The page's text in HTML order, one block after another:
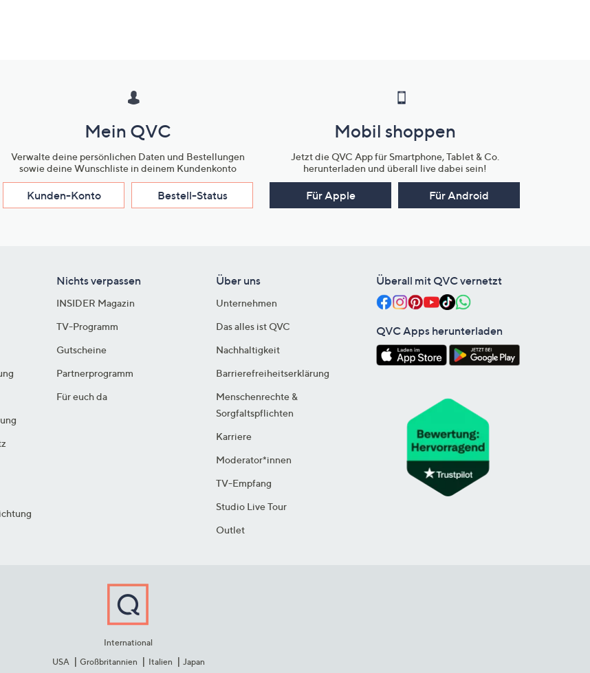
Mein QVC
Verwalte deine persönlichen Daten und Bestellungen
sowie deine Wunschliste in deinem Kundenkonto
Kunden-Konto Bestell-Status
Mobil shoppen
Jetzt die QVC App für Smartphone, Tablet & Co.
herunterladen und überall live dabei sein!
Für Apple Für Android
Nichts verpassen
INSIDER Magazin
TV-Programm
Gutscheine
Partnerprogramm
Für euch da
Über uns
Unternehmen
Das alles ist QVC
Nachhaltigkeit
Barrierefreiheitserklärung
Menschenrechte &
Sorgfaltspflichten
Karriere
Moderator*innen
TV-Empfang
Studio Live Tour
Outlet
Überall mit QVC vernetzt
QVC Apps herunterladen
International
USA
Großbritannien Italien Japan